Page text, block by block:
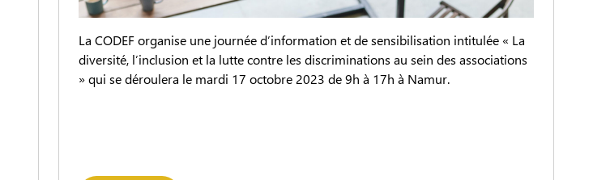
La CODEF organise une journée d’information et de sensibilisation intitulée « La
diversité, l’inclusion et la lutte contre les discriminations au sein des associations
» qui se déroulera le mardi 17 octobre 2023 de 9h à 17h à Namur.